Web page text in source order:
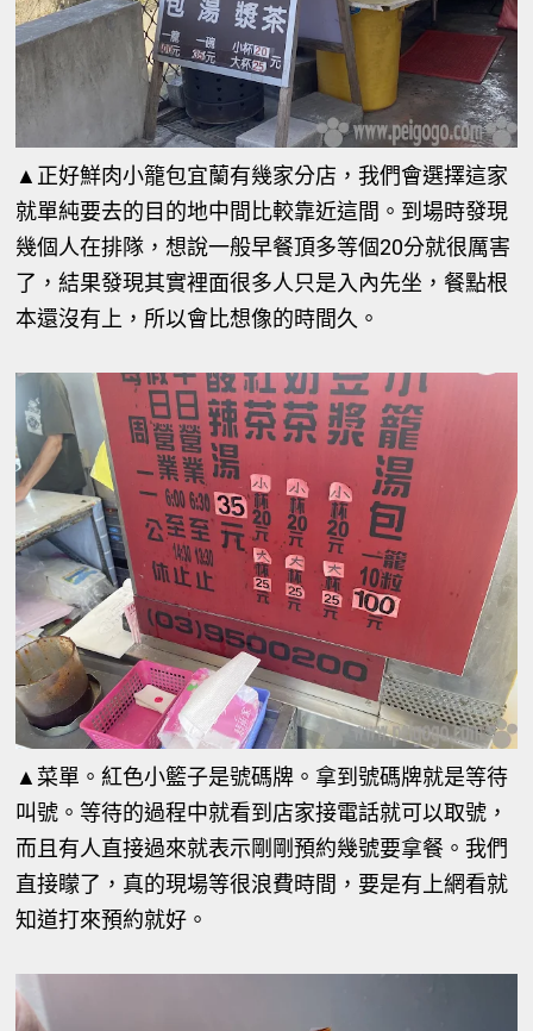
▲正好鮮肉小籠包宜蘭有幾家分店，我們會選擇這家
就單純要去的目的地中間比較靠近這間。到場時發現
幾個人在排隊，想說一般早餐頂多等個20分就很厲害
了，結果發現其實裡面很多人只是入內先坐，餐點根
本還沒有上，所以會比想像的時間久。
▲菜單。紅色小籃子是號碼牌。拿到號碼牌就是等待
叫號。等待的過程中就看到店家接電話就可以取號，
而且有人直接過來就表示剛剛預約幾號要拿餐。我們
直接矇了，真的現場等很浪費時間，要是有上網看就
知道打來預約就好。